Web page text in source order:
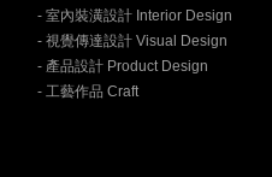
- 室內裝潢設計 Interior Design
- 視覺傳達設計 Visual Design
- 產品設計 Product Design
- 工藝作品 Craft